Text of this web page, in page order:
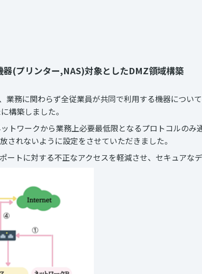
器(プリンター,NAS)対象としたDMZ領域構築
業務に関わらず全従業員が共同で利用する機器につい
構築しました。
トワークから業務上必要最低限となるプロトコルのみ
されないように設定をさせていただきました。
ートに対する不正なアクセスを軽減させ、セキュアな